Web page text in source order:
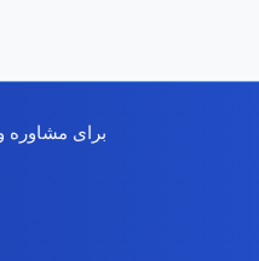
برای مشاوره